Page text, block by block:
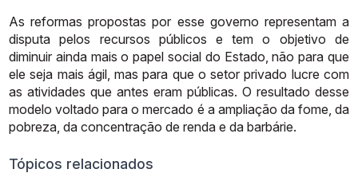
As reformas propostas por esse governo representam a
disputa pelos
recursos públicos e tem o objetivo de
diminuir ainda mais o papel social do Estado, não para que
ele seja mais ágil, mas para que o setor privado lucre com
as atividades que antes eram públicas. O resultado desse
modelo voltado para o mercado é a ampliação da fome, da
pobreza, da concentração de renda e da barbárie.
Tópicos relacionados